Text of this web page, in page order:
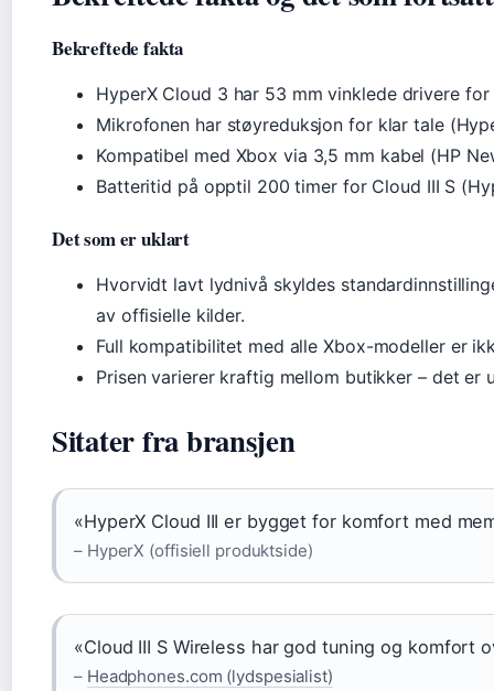
Bekreftede fakta
HyperX Cloud 3 har 53 mm vinklede drivere
Mikrofonen har støyreduksjon for klar tale
Kompatibel med Xbox via 3,5 mm kabel (HP
Batteritid på opptil 200 timer for Cloud III S
Det som er uklart
Hvorvidt lavt lydnivå skyldes
av offisielle kilder.
Full kompatibilitet med alle Xbox-modeller er
Prisen varierer kraftig mellom butikker – det
Sitater fra bransjen
«HyperX Cloud III er bygget for komfort med
– HyperX (offisiell produktside)
«Cloud III S Wireless har god tuning og komfort
– Headphones.com (lydspesialist)